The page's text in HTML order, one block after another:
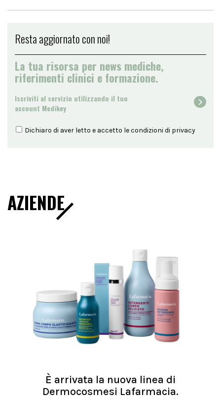
Resta aggiornato con noi!
La tua risorsa per news mediche,
riferimenti clinici e formazione.
Iscriviti al servizio utilizzando il tuo
account Medikey
Dichiaro di aver letto e accetto le condizioni di privacy
AZIENDE
È arrivata la nuova linea di
Dermocosmesi Lafarmacia.